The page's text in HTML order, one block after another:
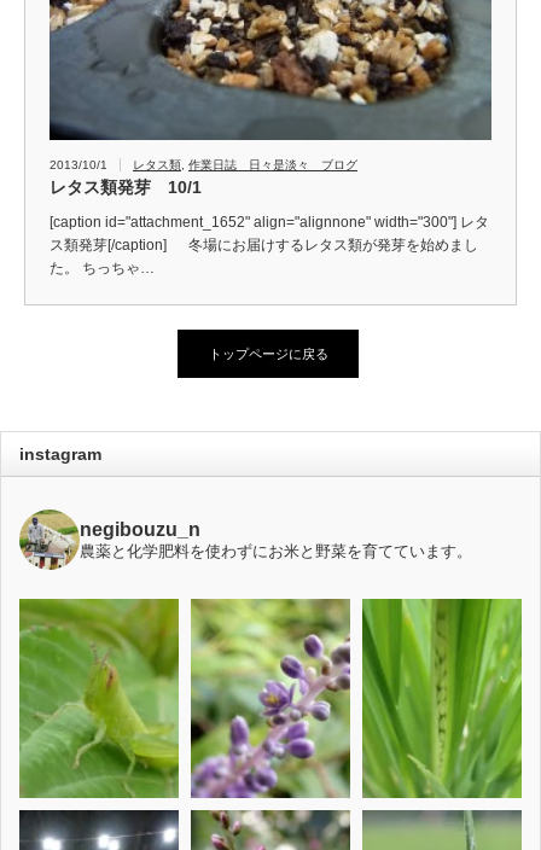
2013/10/1 レタス類, 作業日誌 日々是淡々 ブログ
レタス類発芽 10/1
[caption id="attachment_1652" align="alignnone" width="300"] レタ
ス類発芽[/caption] 冬場にお届けするレタス類が発芽を始めまし
た。 ちっちゃ…
トップページに戻る
instagram
negibouzu_n
農薬と化学肥料を使わずにお米と野菜を育てています。